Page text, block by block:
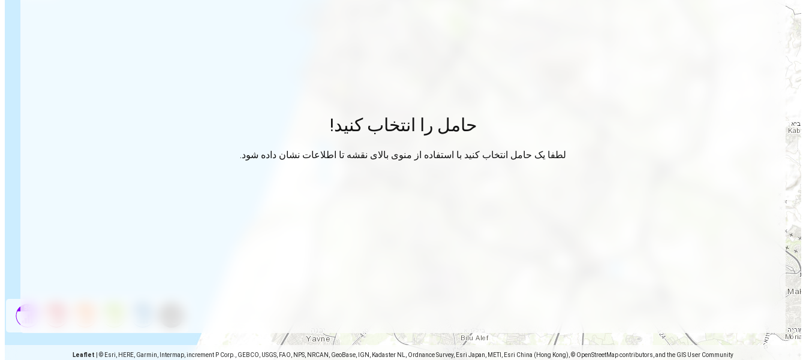
Leaflet © Esri, HERE, Garmin, Intermap, increment P Corp., GEBCO, USGS, FAO, NPS, NRCAN, GeoBase, IGN, Kadaster NL, Ordnance Survey, Esri Japan, METI, Esri China (Hong Kong), © OpenStreetMap contributors, and the GIS User Community
حامل را انتخاب کنید!
لطفا یک حامل انتخاب کنید با استفاده از منوی بالای نقشه تا اطلاعات نشان داده شود.